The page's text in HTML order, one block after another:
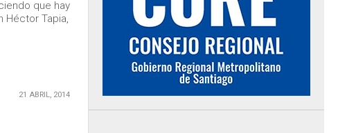
que hay
Héctor Tapia,
21 ABRIL, 2014